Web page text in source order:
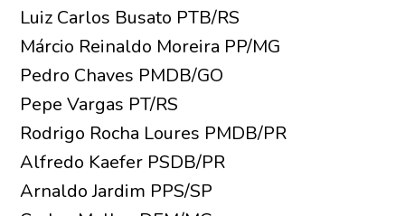
Luiz Carlos Busato PTB/RS
Márcio Reinaldo Moreira PP/MG
Pedro Chaves PMDB/GO
Pepe Vargas PT/RS
Rodrigo Rocha Loures PMDB/PR
Alfredo Kaefer PSDB/PR
Arnaldo Jardim PPS/SP